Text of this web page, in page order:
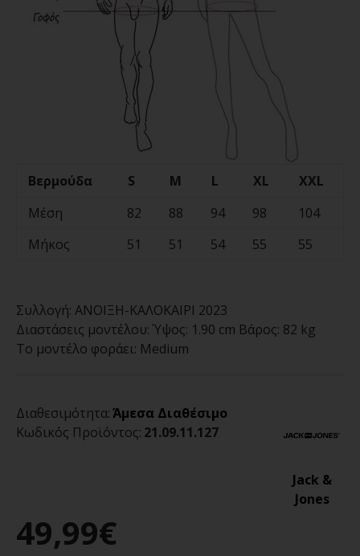
Βερμούδα S M L XL
XXL
Μέση
82 88 94 98
104
Μήκος
51 51 54 55 55
Συλλογή: ΑΝΟΙΞΗ-ΚΑΛΟΚΑΙΡΙ 2023
Διαστάσεις μοντέλου: Ύψος: 1.90 cm Βάρος: 82 kg
Το μοντέλο φοράει: Medium
49,99€
Διαθεσιμότητα:Άμεσα Διαθέσιμο
Κωδικός Προϊόντος: 21.09.11.127
Jack &
Jones